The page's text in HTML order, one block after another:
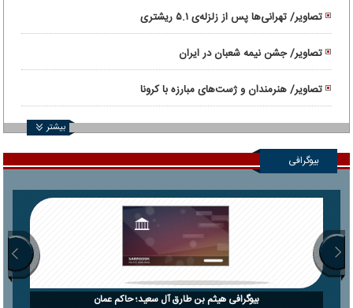
قرنطینه
تصاویر/ تهرانی‌ها پس از زلزله‌ی ۵.۱ ریشتری
تصاویر/ جشن نیمه شعبان در ایران
تصاویر/ هنرمندان و ژست‌های مبارزه با کرونا
بیشتر
بیوگرافی
بیوگرافی هیثم بن طارق آل سعید؛ حاکم عمان